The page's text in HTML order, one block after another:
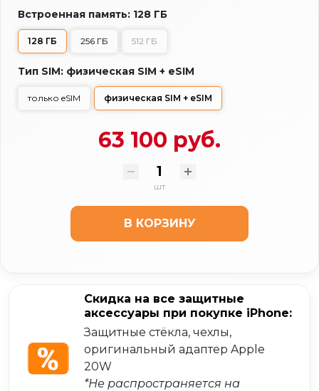
Встроенная память: 128 ГБ
128 ГБ 256 ГБ 512 ГБ
Тип SIM: физическая SIM + eSIM
только eSIM физическая SIM + eSIM
63 100 руб.
шт
В КОРЗИНУ
Скидка на все защитные
аксессуары при покупке iPhone:
Защитные стёкла, чехлы,
оригинальный адаптер Apple
20W
*Не распространяется на